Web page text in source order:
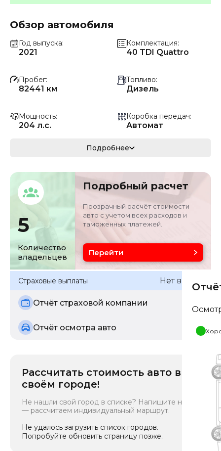
Обзор автомобиля
Год выпуска
2021
Комплектация
40 TDI Quattro
Пробег
82441 км
Топливо
Дизель
Мощность
204 л.с.
Коробка передач
Автомат
Внедорожник
Объём двигателя
2 л Белый
Подробнее
5
Количество
владельцев
Подробный расчет
Прозрачный расчёт стоимости
авто с учетом всех расходов и
таможенных платежей.
Перейти
Страховые выплаты Нет выплат
Отчёт страховой компании
Отчёт осмотра авто
Рассчитать стоимость авто в
своём городе!
Не нашли свой город в списке? Напишите нам
— рассчитаем индивидуальный маршрут.
Не удалось загрузить список городов.
Попробуйте обновить страницу позже.